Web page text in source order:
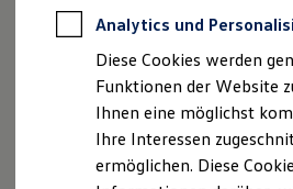
ProfiPartner für
Finanzierung
Für Privatkunden
Für Gewerbekunden
Leasing
Für Privatkunden
Für Gewerbekunden
Versicherungen &
Messink Automobile GmbH & Co.
Berliner Straße 109-111
42929 Wermelskirchen
Telefon: +49 (0) 2196 / 7271-0
Fax: +49 (0) 2196 / 7271-45
E-Mail: kontakt-vw(at)messink.de
Analytics und
Diese Cookies werden
Funktionen der Website
Ihnen eine möglichst
Ihre Interessen
ermöglichen. Diese